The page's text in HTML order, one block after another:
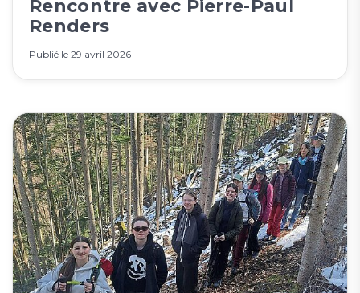
Rencontre avec Pierre-Paul
Renders
Publié le 29 avril 2026